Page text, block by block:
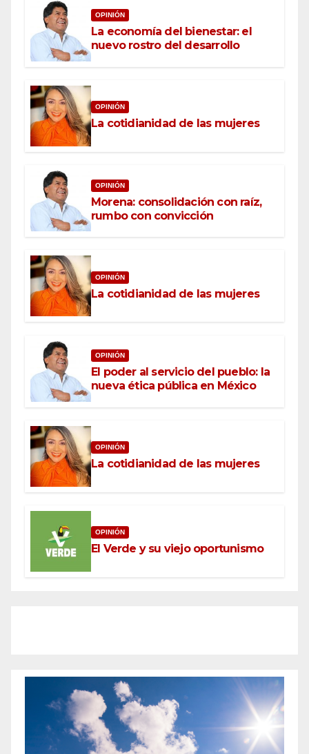
OPINIÓN
La economía del bienestar: el
nuevo rostro del desarrollo
OPINIÓN
La cotidianidad de las mujeres
OPINIÓN
Morena: consolidación con raíz,
rumbo con convicción
OPINIÓN
La cotidianidad de las mujeres
OPINIÓN
El poder al servicio del pueblo: la
nueva ética pública en México
OPINIÓN
La cotidianidad de las mujeres
OPINIÓN
El Verde y su viejo oportunismo